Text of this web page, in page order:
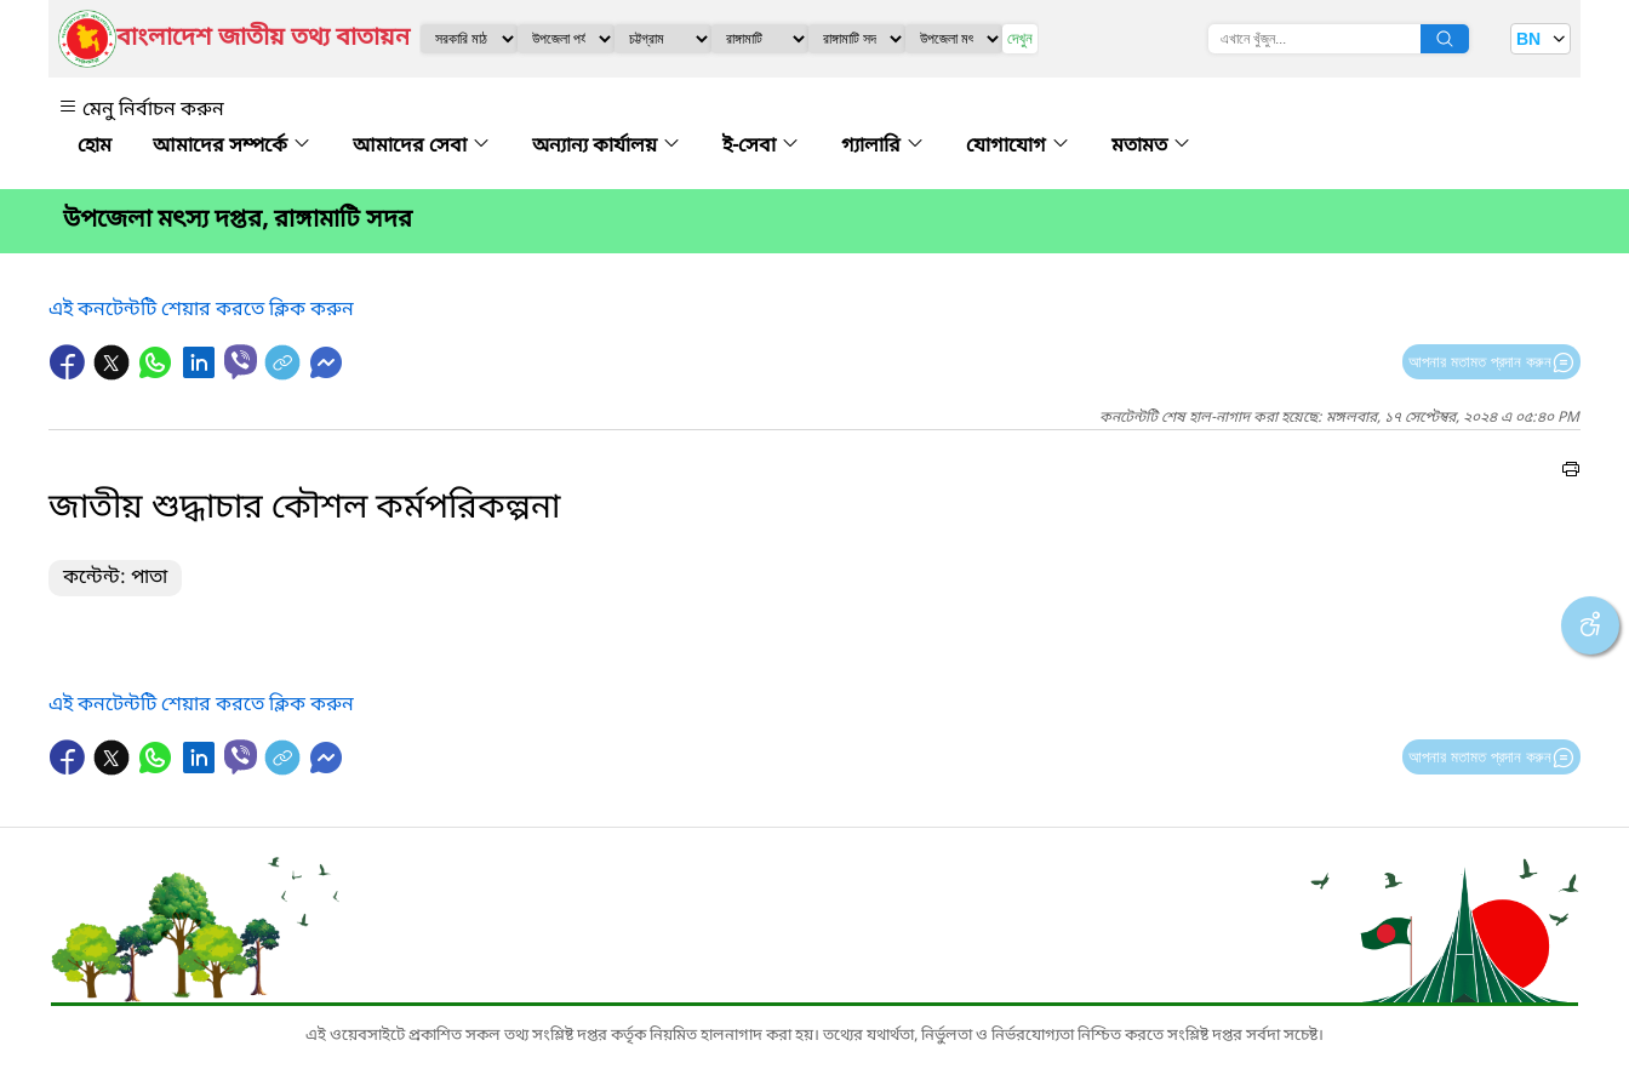
বাংলাদেশ জাতীয় তথ্য বাতায়ন দেখুন BN
মেনু নির্বাচন করুন
আমাদের সম্পর্কে
আমাদের সেবা অন্যান্য কার্যালয় ই-সেবা গ্যালারি যোগাযোগ মতামত
উপজেলা মৎস্য দপ্তর, রাঙ্গামাটি সদর
এই কনটেন্টটি শেয়ার করতে ক্লিক করুন
আপনার মতামত প্রদান করুন
কনটেন্টটি শেষ হাল-নাগাদ করা হয়েছে: মঙ্গলবার, ১৭ সেপ্টেম্বর, ২০২৪ এ ০৫:৪০ PM
জাতীয় শুদ্ধাচার কৌশল কর্মপরিকল্পনা
কন্টেন্ট: পাতা
এই কনটেন্টটি শেয়ার করতে ক্লিক করুন
আপনার মতামত প্রদান করুন
এই ওয়েবসাইটে প্রকাশিত সকল তথ্য সংশ্লিষ্ট দপ্তর কর্তৃক নিয়মিত হালনাগাদ করা হয়। তথ্যের যথার্থতা, নির্ভুলতা ও নির্ভরযোগ্যতা নিশ্চিত করতে সংশ্লিষ্ট দপ্তর সর্বদা সচেষ্ট।